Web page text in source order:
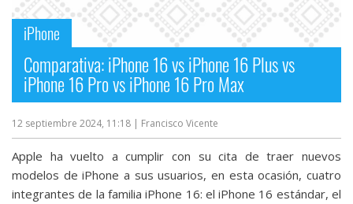
iPhone
Comparativa: iPhone 16 vs iPhone 16 Plus vs
iPhone 16 Pro vs iPhone 16 Pro Max
12 septiembre 2024, 11:18 | Francisco Vicente
Apple ha vuelto a cumplir con su cita de traer nuevos
modelos de iPhone a sus usuarios, en esta ocasión, cuatro
integrantes de la familia iPhone 16: el iPhone 16 estándar, el